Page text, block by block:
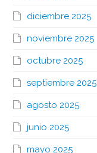
diciembre 2025
noviembre 2025
octubre 2025
septiembre 2025
agosto 2025
junio 2025
mayo 2025